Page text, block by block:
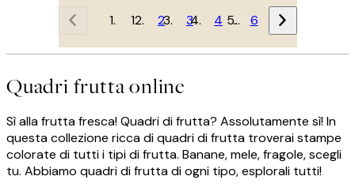
1 2 3 4 … 6
Quadri frutta online
Sì alla frutta fresca! Quadri di frutta? Assolutamente sì! In
questa collezione ricca di quadri di frutta troverai stampe
colorate di tutti i tipi di frutta. Banane, mele, fragole, scegli
tu. Abbiamo quadri di frutta di ogni tipo, esplorali tutti!